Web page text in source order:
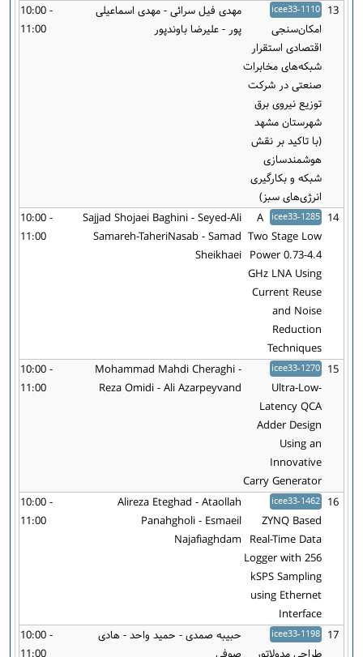
13
icee33-1110
امکان‌سنجی
اقتصادی استقرار
شبکه‌های مخابرات
صنعتی در شرکت
توزیع نیروی برق
شهرستان مشهد
(با تاکید بر نقش
هوشمندسازی
شبکه و بکارگیری
انرژی‌های سبز)
مهدی فیل سرائی - مهدی اسماعیلی
پور - علیرضا باوندپور
10:00 -
11:00
14
icee33-1285
A
Two Stage Low
Power 0.73-4.4
GHz LNA Using
Current Reuse
and Noise
Reduction
Techniques
Sajjad Shojaei Baghini - Seyed-Ali
Samareh-TaheriNasab - Samad
Sheikhaei
10:00 -
11:00
15
icee33-1270
Ultra-Low-
Latency QCA
Adder Design
Using an
Innovative
Carry Generator
Mohammad Mahdi Cheraghi -
Reza Omidi - Ali Azarpeyvand
10:00 -
11:00
16
icee33-1462
ZYNQ Based
Real-Time Data
Logger with 256
kSPS Sampling
using Ethernet
Interface
Alireza Eteghad - Ataollah
Panahgholi - Esmaeil
Najafiaghdam
10:00 -
11:00
17
icee33-1198
حبیبه صمدی - حمید واحد - هادی
10:00 -